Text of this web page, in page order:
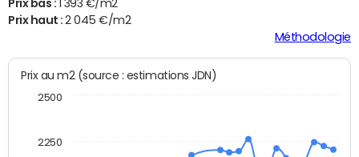
Prix bas :
1 393 €/m2
Prix haut :2 045 €/m2
Méthodologie
Prix au m2 (source : estimations JDN)
2250
2500